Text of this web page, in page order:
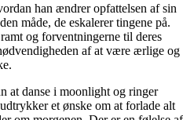
han ændrer opfattelsen af sin
måde, de eskalerer tingene på.
og forventningerne til deres
af at være ærlige og
at danse i moonlight og ringer
et ønske om at forlade alt